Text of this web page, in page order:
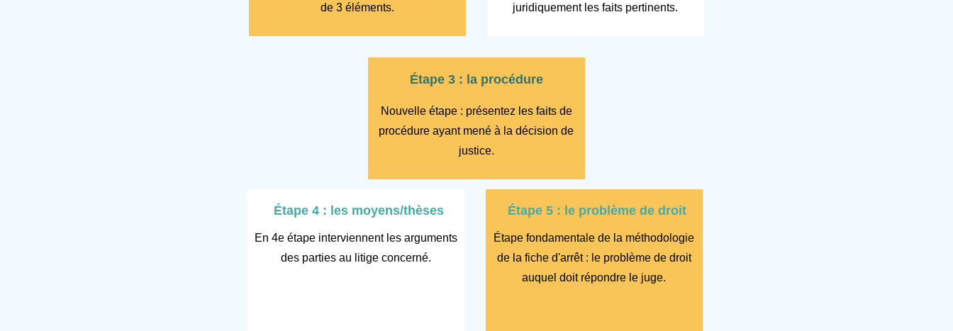
de 3 éléments.
juridiquement les faits pertinents.
Étape 3 : la procédure
Nouvelle étape : présentez les faits de
procédure ayant mené à la décision de
justice.
Étape 4 : les moyens/thèses
En 4e étape interviennent les arguments
des parties au litige concerné.
Étape 5 : le problème de droit
Étape fondamentale de la méthodologie
de la fiche d'arrêt : le problème de droit
auquel doit répondre le juge.